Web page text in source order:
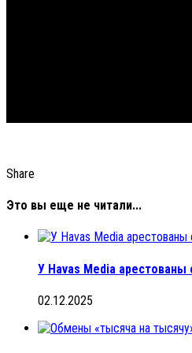
Share
Это вы еще не читали...
У Havas Media
02.12.2025